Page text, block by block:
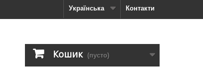
Контакти
Українська
Кошик (пусто)